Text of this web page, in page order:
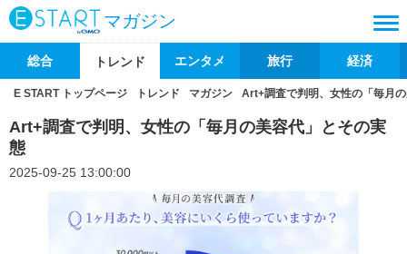
マガジン
総合 トレンド エンタメ 旅行 経済
E START トップページ トレンド マガジン Art+調査で判明、女性の「毎月
Art+調査で判明、女性の「毎月の美容代」とその実
態
2025-09-25 13:00:00